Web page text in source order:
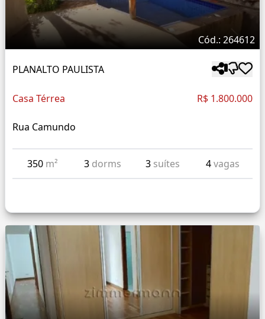
Cód.: 264612
PLANALTO PAULISTA
Casa Térrea R$ 1.800.000
Rua Camundo
350 m² 3 dorms 3 suítes 4vagas